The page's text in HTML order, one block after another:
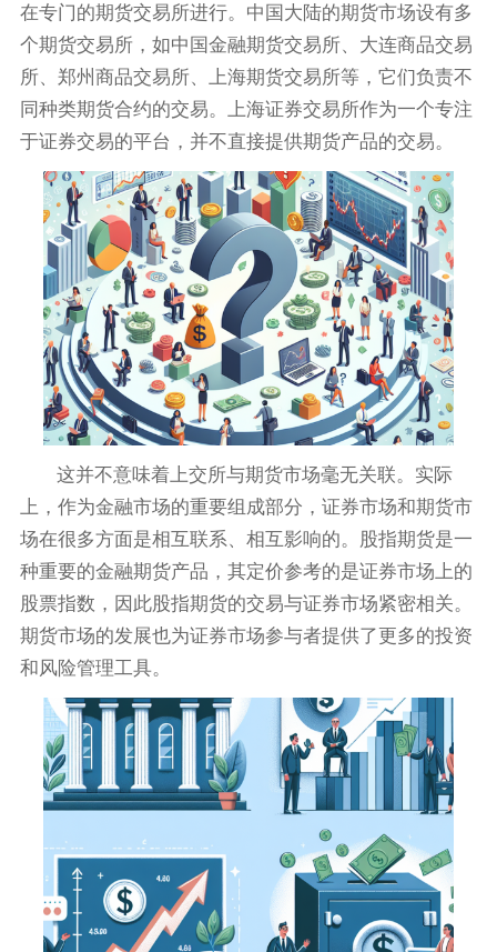
在专门的期货交易所进行。中国大陆的期货市场设有多
个期货交易所，如中国金融期货交易所、大连商品交易
所、郑州商品交易所、上海期货交易所等，它们负责不
同种类期货合约的交易。上海证券交易所作为一个专注
于证券交易的平台，并不直接提供期货产品的交易。
这并不意味着上交所与期货市场毫无关联。实际
上，作为金融市场的重要组成部分，证券市场和期货市
场在很多方面是相互联系、相互影响的。股指期货是一
种重要的金融期货产品，其定价参考的是证券市场上的
股票指数，因此股指期货的交易与证券市场紧密相关。
期货市场的发展也为证券市场参与者提供了更多的投资
和风险管理工具。